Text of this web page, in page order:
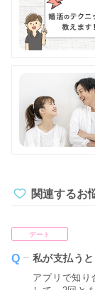
関連するお
デート
私が支払う
アプリで知り